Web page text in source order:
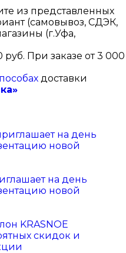
из представленных
(самовывоз, СДЭК,
(г.Уфа,
руб. При заказе от 3 000
доставки
на день
новой